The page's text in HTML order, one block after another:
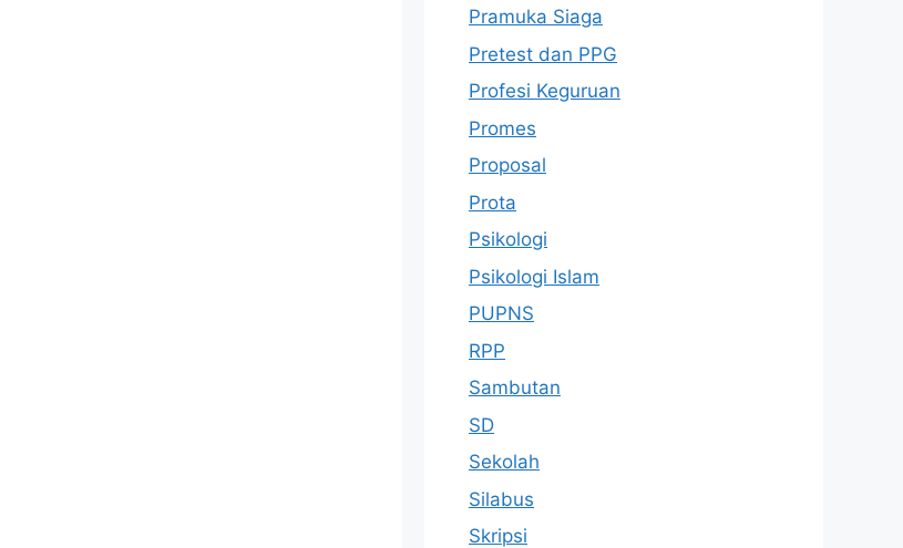
Pramuka Siaga
Pretest dan PPG
Profesi Keguruan
Promes
Proposal
Prota
Psikologi
Psikologi Islam
PUPNS
RPP
Sambutan
SD
Sekolah
Silabus
Skripsi